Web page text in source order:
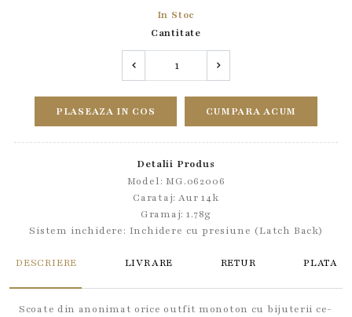
In Stoc
Cantitate
PLASEAZA IN COS CUMPARA ACUM
Detalii Produs
Model: MG.062006
Carataj: Aur 14k
Gramaj: 1.78g
Sistem inchidere: Inchidere cu presiune (Latch Back)
DESCRIERE LIVRARE RETUR PLATA
Scoate din anonimat orice outfit monoton cu bijuterii ce-